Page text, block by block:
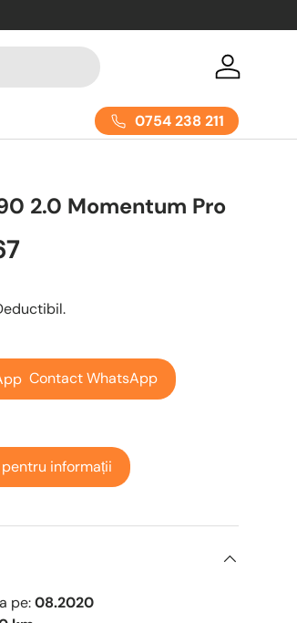
0754 238 211
2.0 Momentum Pro
Contact WhatsApp
pentru informații
pe:08.2020